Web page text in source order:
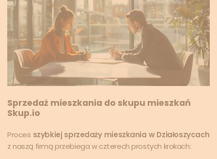
Sprzedaż mieszkania do skupu mieszkań
Skup.io
Proces szybkiej sprzedaży mieszkania w Działoszycach
z naszą firmą przebiega w czterech prostych krokach: